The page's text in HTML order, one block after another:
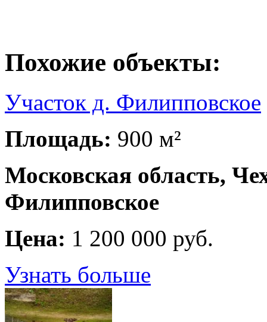
Похожие объекты:
Участок д. Филипповское
Площадь: 900 м²
Московская область,
Филипповское
Цена: 1 200 000 руб.
Узнать больше